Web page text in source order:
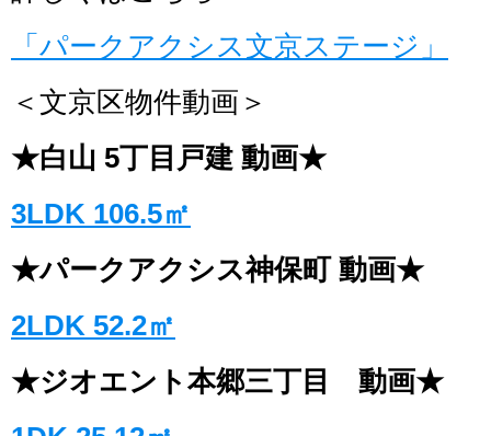
「パークアクシス文京ステージ」
＜文京区物件動画＞
★白山 5丁目戸建 動画★
3LDK 106.5㎡
★パークアクシス神保町 動画★
2LDK 52.2㎡
★ジオエント本郷三丁目 動画★